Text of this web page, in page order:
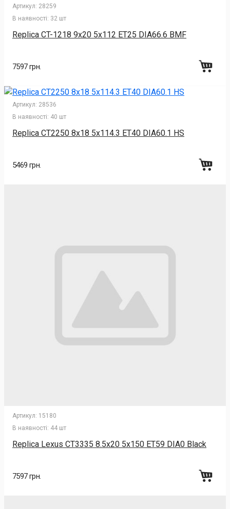
Артикул: 28259
В наявності: 32 шт
Replica CT-1218 9x20 5x112 ET25 DIA66.6 BMF
7597 грн.
Артикул: 28536
В наявності: 40 шт
Replica CT2250 8x18 5x114.3 ET40 DIA60.1 HS
5469 грн.
Артикул: 15180
В наявності: 44 шт
Replica Lexus CT3335 8.5x20 5x150 ET59 DIA0 Black
7597 грн.